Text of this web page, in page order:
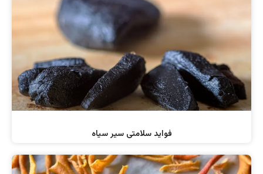
فواید سلامتی سیر سیاه